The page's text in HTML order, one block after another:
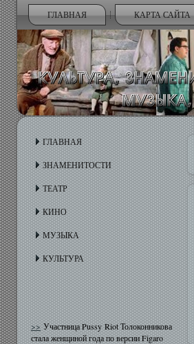
ГЛАВНАЯ КАРТА САЙТА
ГЛАВНАЯ
ЗНАМЕНИТОСТИ
ТЕАТР
КИНО
МУЗЫКА
КУЛЬТУРА
>>Участница Pussy Riot Толоконникова
стала женщиной года по версии Figaro